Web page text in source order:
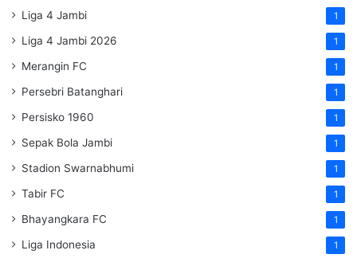
Liga 4 Jambi 1
Liga 4 Jambi 2026 1
Merangin FC 1
Persebri Batanghari 1
Persisko 1960 1
Sepak Bola Jambi 1
Stadion Swarnabhumi 1
Tabir FC 1
Bhayangkara FC 1
Liga Indonesia 1